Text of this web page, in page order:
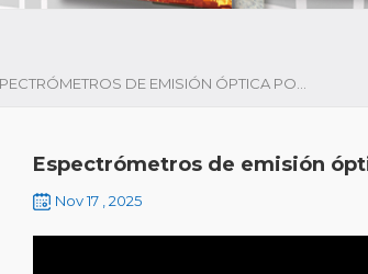
Espectrómetros de emisión
Nov 17 , 2025